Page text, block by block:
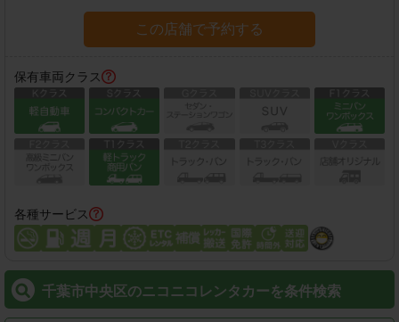
この店舗で予約する
保有車両クラス
各種サービス
千葉市中央区のニコニコレンタカーを条件検索